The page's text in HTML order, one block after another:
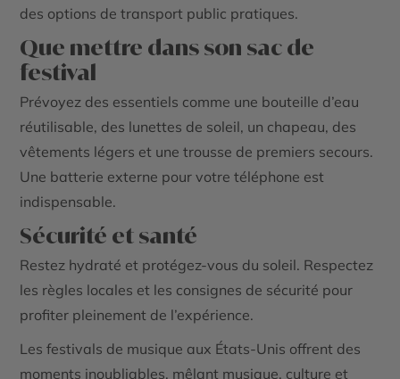
des options de transport public pratiques.
Que mettre dans son sac de
festival
Prévoyez des essentiels comme une bouteille d’eau
réutilisable, des lunettes de soleil, un chapeau, des
vêtements légers et une trousse de premiers secours.
Une batterie externe pour votre téléphone est
indispensable.
Sécurité et santé
Restez hydraté et protégez-vous du soleil. Respectez
les règles locales et les consignes de sécurité pour
profiter pleinement de l’expérience.
Les festivals de musique aux États-Unis offrent des
moments inoubliables, mêlant musique, culture et